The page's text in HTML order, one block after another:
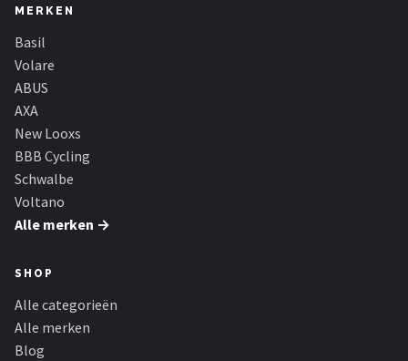
MERKEN
Basil
Volare
ABUS
AXA
New Looxs
BBB Cycling
Schwalbe
Voltano
Alle merken →
SHOP
Alle categorieën
Alle merken
Blog